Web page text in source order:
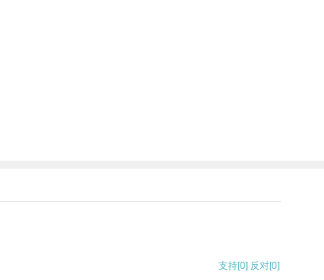
支持[0] 反对[0]